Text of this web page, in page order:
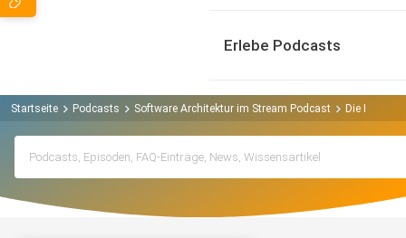
Erlebe Podcasts
Startseite Podcasts Software Architektur im Stream Podcast Die